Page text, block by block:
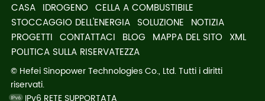
CASA IDROGENO CELLA A COMBUSTIBILE
STOCCAGGIO DELL'ENERGIA SOLUZIONE NOTIZIA
PROGETTI CONTATTACI BLOG MAPPA DEL SITO XML
POLITICA SULLA RISERVATEZZA
© Hefei Sinopower Technologies Co., Ltd. Tutti i diritti
riservati.